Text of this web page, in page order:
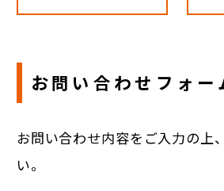
お問い合わせフォー
お問い合わせ内容をご入力の上
い。